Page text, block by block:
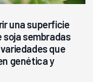
una superficie
sembradas
que
genética y